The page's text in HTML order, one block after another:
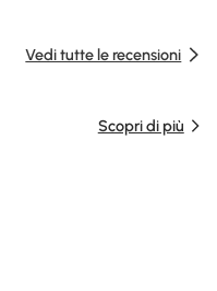
Vedi tutte le recensioni
Scopri di più